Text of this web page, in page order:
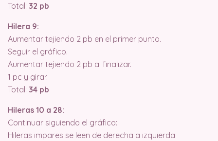
Total: 32 pb
Hilera 9:
Aumentar tejiendo 2 pb en el primer punto.
Seguir el gráfico.
Aumentar tejiendo 2 pb al finalizar.
1 pc y girar.
Total: 34 pb
Hileras 10 a 28:
Continuar siguiendo el gráfico:
Hileras impares se leen de derecha a izquierda